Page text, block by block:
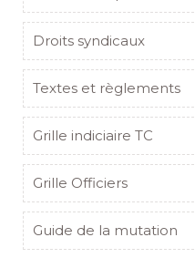
Droits syndicaux
Textes et règlements
Grille indiciaire TC
Grille Officiers
Guide de la mutation